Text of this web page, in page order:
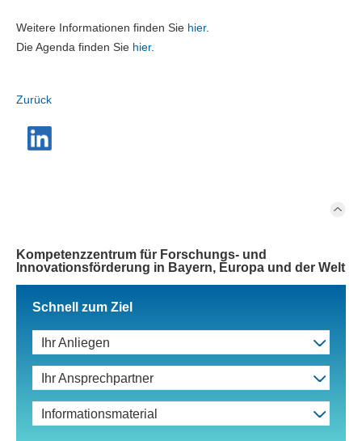
Weitere Informationen finden Sie hier.
Die Agenda finden Sie hier.
Zurück
Kompetenzzentrum für Forschungs- und
Innovationsförderung in Bayern, Europa und der Welt
Schnell zum Ziel
Ihr Anliegen
Ihr Ansprechpartner
Informationsmaterial